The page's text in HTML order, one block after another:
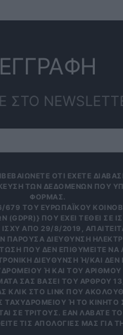
ΕΓΓΡΑΦΗ
ΣΤΟ
ΟΤΙ ΕΧΕΤΕ
ΤΩΝ ΔΕΔΟΜΕΝΩΝ ΠΟΥ
ΦΟΡΜΑΣ.
ΤΟΥ ΕΥΡΩΠΑΪΚΟΎ
ΠΟΥ ΈΧΕΙ ΤΕΘΕΊ ΣΕ
ΑΠΌ 29/8/2019,
ΠΑΡΟΎΣΑ ΔΙΕΎΘΥΝΣΗ
ΠΟΥ ΔΕΝ ΕΠΙΘΥΜΕΊΤΕ ΝΑ
ΔΙΕΎΘΥΝΣΗ Ή/ΚΑΙ ΔΕΝ
Ή ΚΑΙ ΤΟΥ ΑΡΙΘΜΟΎ
ΣΑΣ ΒΆΣΕΙ ΤΟΥ ΆΡΘΡΟΥ
ΣΤΟ LINK ΠΟΥ
Ή ΤΟ ΚΙΝΗΤΌ
ΤΡΊΤΟΥΣ. ΕΆΝ ΛΆΒΑΤΕ ΤΟ
ΑΠΟΛΟΓΊΕΣ ΜΑΣ ΓΙΑ ΤΗΝ